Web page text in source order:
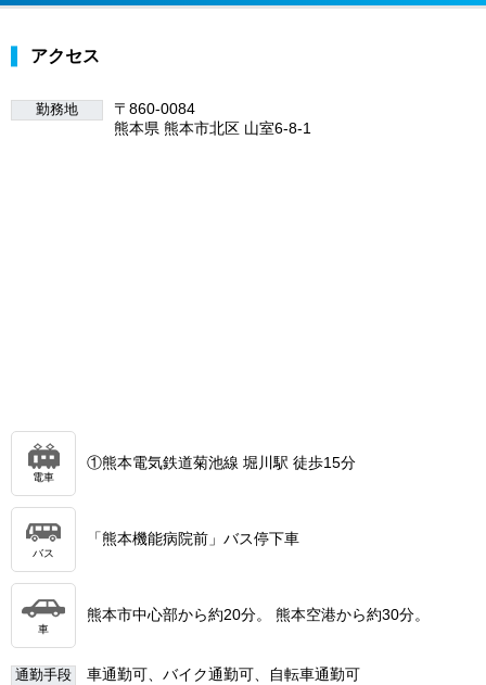
アクセス
勤務地
〒860-0084
熊本県 熊本市北区 山室6-8-1
電車
①熊本電気鉄道菊池線 堀川駅 徒歩15分
バス
「熊本機能病院前」バス停下車
車
熊本市中心部から約20分。 熊本空港から約30分。
通勤手段 車通勤可、バイク通勤可、自転車通勤可